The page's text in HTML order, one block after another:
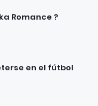
Romance ?
en el fútbol